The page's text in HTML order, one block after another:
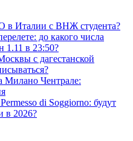
Италии с ВНЖ студента?
до какого числа
1.11 в 23:50?
с дагестанской
Милано Чентрале:
di Soggiorno: будут
в 2026?